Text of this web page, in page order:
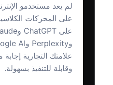
لم يعد مستخدمو
على المحركات
علامتك التجارية
وقابلة للتنفيذ بسهولة.